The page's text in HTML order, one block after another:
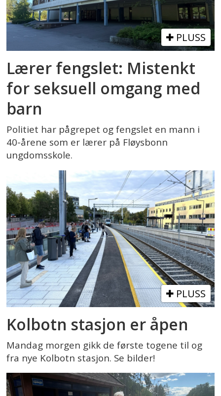
PLUSS
Lærer fengslet: Mistenkt
for seksuell omgang med
barn
Politiet har pågrepet og fengslet en mann i
40-årene som er lærer på Fløysbonn
ungdomsskole.
PLUSS
Kolbotn stasjon er åpen
Mandag morgen gikk de første togene til og
fra nye Kolbotn stasjon. Se bilder!